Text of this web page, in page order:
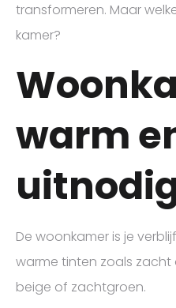
transformeren. Maar
kamer?
warm
De woonkamer is je
warme tinten zoals
beige of zachtgroen.